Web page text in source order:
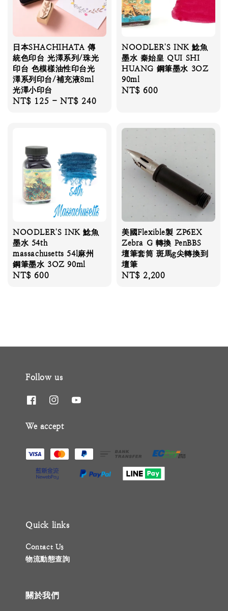
日本SHACHIHATA 傳
統色印台 光澤系列/珠光
印台 色模樣油性印台光
澤系列印台/補充液8ml
光澤小印台
Regular
NT$ 125 -NT$ 240
NOODLER'S INK 鯰魚
墨水 秦始皇 QUI SHI
HUANG 鋼筆墨水 3OZ
90ml
Regular
NT$ 600
NOODLER'S INK 鯰魚
墨水 54th
massachusetts 54l麻州
鋼筆墨水 3OZ 90ml
Regular
NT$ 600
美國Flexible製 ZP6EX
Zebra G 轉換 PenBBS
壇筆套筒 斑馬g尖轉換到
壇筆
Regular
NT$ 2,200
Follow us
We accept
Quick links
Contact Us
物流動態查詢
關於我們